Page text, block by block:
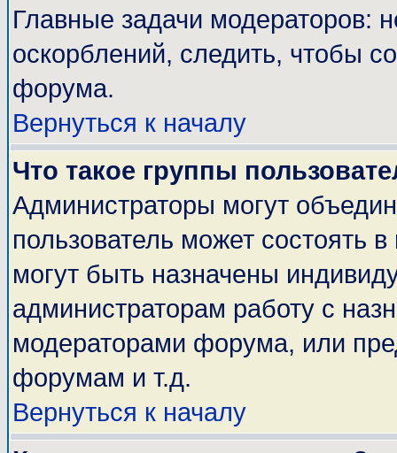
Главные задачи модераторов:
оскорблений, следить, чтобы
форума.
Вернуться к началу
Что такое группы
Администраторы могут
пользователь может состоять
могут быть назначены
администраторам работу с
модераторами форума, или
форумам и т.д.
Вернуться к началу